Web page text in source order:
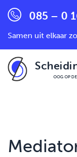
085 – 0
Samen uit elkaar
OOG OP